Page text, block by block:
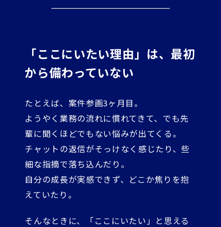
「ここにいたい理由」は、最初
から備わっていない
たとえば、案件参画3ヶ月目。
ようやく業務の流れに慣れてきて、でも先
輩に聞くほどでもない悩みが出てくる。
チャットの返信がそっけなく感じたり、些
細な指摘で落ち込んだり。
自分の成長が実感できず、どこか焦りを抱
えていたり。
そんなときに、「ここにいたい」と思える